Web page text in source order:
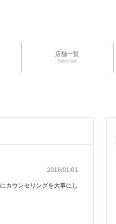
店舗一覧
Salon list
2016/01/01
カウンセリングを大事にし